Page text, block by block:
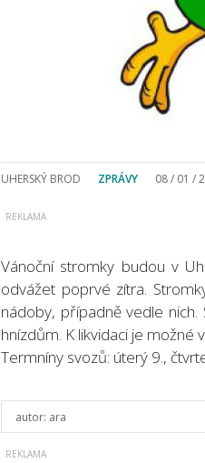
UHERSKÝ BROD ZPRÁVY 08 / 01 /
Vánoční stromky budou v
odvážet poprvé zítra.
nádoby, případně vedle
hnízdům. K likvidaci je možné
Termníny svozů: úterý 9.,
autor: ara